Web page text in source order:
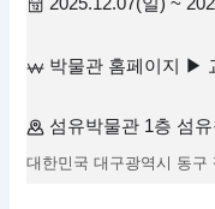
2025.12.07(일) ~
박물관 홈페이지 ▶
섬유박물관 1층 섬
대한민국 대구광역시 동구